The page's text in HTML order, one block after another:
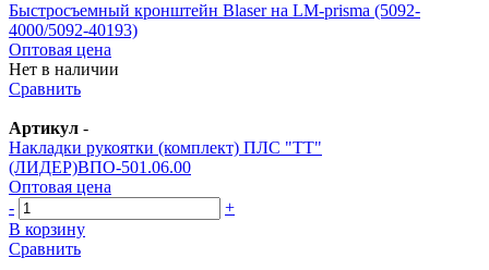
Быстросъемный кронштейн Blaser на LM-prisma (5092-
4000/5092-40193)
Оптовая цена
Нет в наличии
Сравнить
Артикул -
Накладки рукоятки (комплект) ПЛС "ТТ"
(ЛИДЕР)ВПО-501.06.00
Оптовая цена
-
+
В корзину
Сравнить